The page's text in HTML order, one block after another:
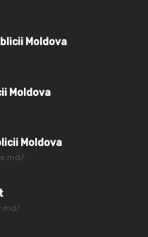
Moldova
Moldova
Moldova